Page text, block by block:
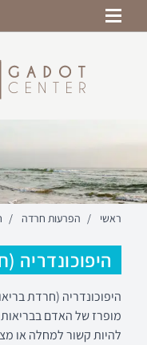
לחץ נפשי
משברי חיים
טיפול רגשי לילדים
הכנה מנטלית
ראשי / הפרעות חרדה /
היפוכונדריה
היפוכונדריה (חרדת
מופרז של האדם
להיות קשור למחלה או